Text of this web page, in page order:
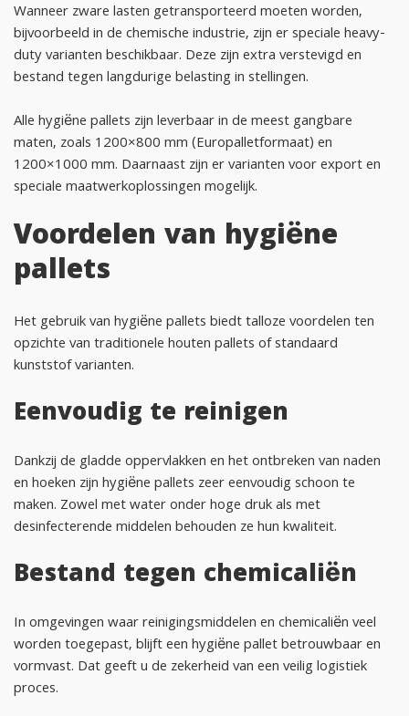
Wanneer zware lasten getransporteerd moeten worden,
bijvoorbeeld in de chemische industrie, zijn er speciale heavy-
duty varianten beschikbaar. Deze zijn extra verstevigd en
bestand tegen langdurige belasting in stellingen.
Alle hygiëne pallets zijn leverbaar in de meest gangbare
maten, zoals 1200×800 mm (Europalletformaat) en
1200×1000 mm. Daarnaast zijn er varianten voor export en
speciale maatwerkoplossingen mogelijk.
Voordelen van hygiëne
pallets
Het gebruik van hygiëne pallets biedt talloze voordelen ten
opzichte van traditionele houten pallets of standaard
kunststof varianten.
Eenvoudig te reinigen
Dankzij de gladde oppervlakken en het ontbreken van naden
en hoeken zijn hygiëne pallets zeer eenvoudig schoon te
maken. Zowel met water onder hoge druk als met
desinfecterende middelen behouden ze hun kwaliteit.
Bestand tegen chemicaliën
In omgevingen waar reinigingsmiddelen en chemicaliën veel
worden toegepast, blijft een hygiëne pallet betrouwbaar en
vormvast. Dat geeft u de zekerheid van een veilig logistiek
proces.